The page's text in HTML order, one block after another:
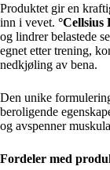
Produktet gir en
inn i vevet. °Cellsius
og lindrer belastede
egnet etter trening,
nedkjøling av bena.
Den unike
beroligende
og avspenner
Fordeler med